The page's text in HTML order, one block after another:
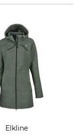
Elkline